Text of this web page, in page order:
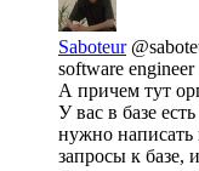
Saboteur
software engineer
А причем тут
У вас в базе
нужно написать
запросы к базе,